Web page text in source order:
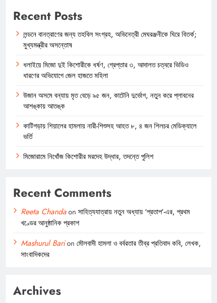
Recent Posts
লন্ডনে বানত্রাণের জন্য তহবিল সংগ্রহ, অভিনেত্রী মেঘরঞ্জনীকে ঘিরে বিতর্ক;
মুখ্যমন্ত্রীর অসন্তোষ
ধলাইয়ে মিজো দুই কিশোরীকে ধর্ষণ, গ্রেপ্তার ৩, আদালত চত্বরে ভিডিও
ধারণের অভিযোগে জেল হাজতে মহিলা
উজান অসমে বন্যায় মৃত বেড়ে ৯৫ জন, কাটেনি দুর্ভোগ, নতুন করে প্লাবনের
আশঙ্কায় আতঙ্ক
কাটিগড়ায় শিয়ালের হামলায় নারী-শিশুসহ আহত ৮, ৪ জন শিলচর মেডিক্যালে
ভর্তি
মিজোরামে নিখোঁজ কিশোরীর মরদেহ উদ্ধার, তদন্তে পুলিশ
Recent Comments
Reeta Chandaon সাহিত্যযাত্রায় নতুন অধ্যায় ‘প্রতাপ’-এর, প্রথম
খণ্ডের আনুষ্ঠানিক প্রকাশ
Mashurul Barion মৌলবাদী হামলা ও বর্বরতার তীব্র প্রতিবাদ কবি, লেখক,
সাংবাদিকদের
Archives